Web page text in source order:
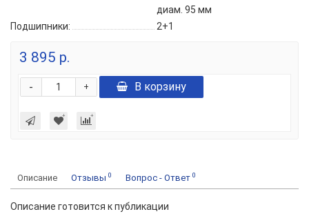
диам. 95 мм
Подшипники:
2+1
3 895 р.
+
- В корзину
Описание Отзывы 0 Вопрос - Ответ 0
Описание готовится к публикации